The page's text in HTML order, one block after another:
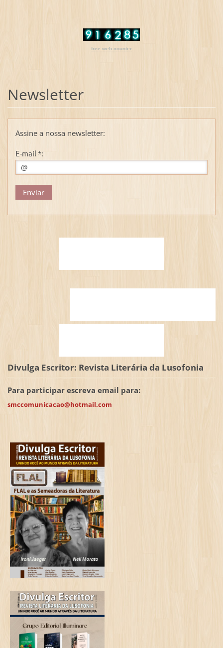
free web counter
Newsletter
Assine a nossa newsletter:
E-mail *:
Divulga Escritor: Revista Literária da Lusofonia
Para participar escreva email para:
smccomunicacao@hotmail.com